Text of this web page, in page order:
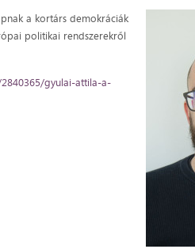
a kortárs demokráciák
politikai rendszerekről
gyulai-attila-a-